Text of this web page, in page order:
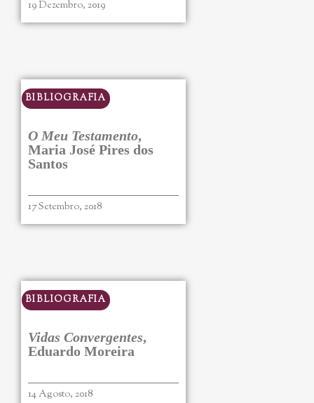
19 Dezembro, 2019
BIBLIOGRAFIA
O Meu Testamento,
Maria José Pires dos
Santos
17 Setembro, 2018
BIBLIOGRAFIA
Vidas Convergentes,
Eduardo Moreira
14 Agosto, 2018